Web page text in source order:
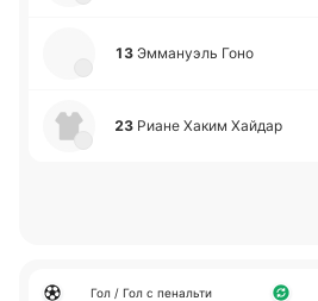
13 Эмма­нуэль Гоно
23 Риане Хаким Хайдар
Гол / Гол с пенальти